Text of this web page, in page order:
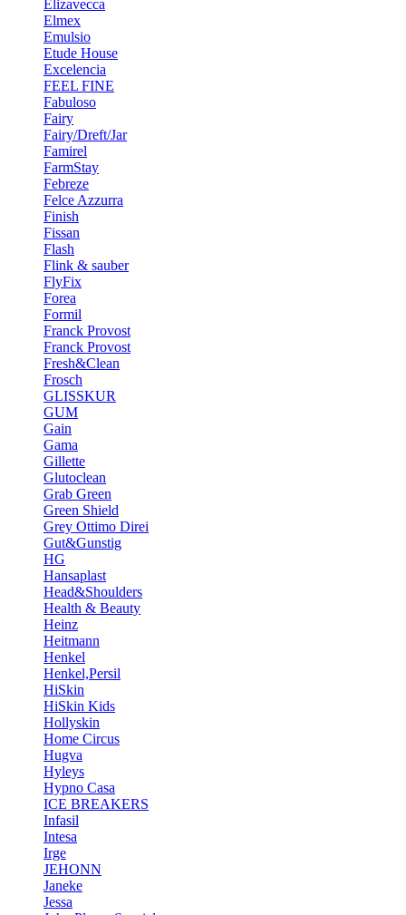
Elizavecca
Elmex
Emulsio
Etude House
Excelencia
FEEL FINE
Fabuloso
Fairy
Fairy/Dreft/Jar
Famirel
FarmStay
Febreze
Felce Azzurra
Finish
Fissan
Flash
Flink & sauber
FlyFix
Forea
Formil
Franck Provost
Franck Provost
Fresh&Clean
Frosch
GLISSKUR
GUM
Gain
Gama
Gillette
Glutoclean
Grab Green
Green Shield
Grey Ottimo Direi
Gut&Gunstig
HG
Hansaplast
Head&Shoulders
Health & Beauty
Heinz
Heitmann
Henkel
Henkel,Persil
HiSkin
HiSkin Kids
Hollyskin
Home Circus
Hugva
Hyleys
Hypno Casa
ICE BREAKERS
Infasil
Intesa
Irge
JEHONN
Janeke
Jessa